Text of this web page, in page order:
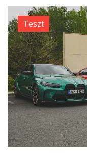
Teszt